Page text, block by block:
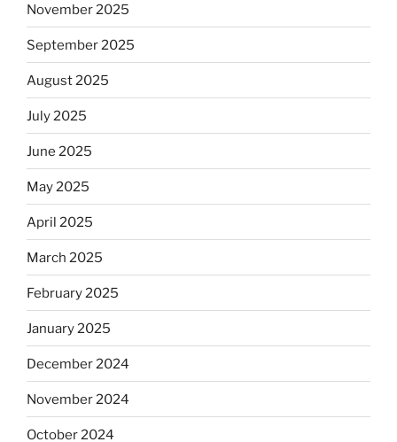
November 2025
September 2025
August 2025
July 2025
June 2025
May 2025
April 2025
March 2025
February 2025
January 2025
December 2024
November 2024
October 2024